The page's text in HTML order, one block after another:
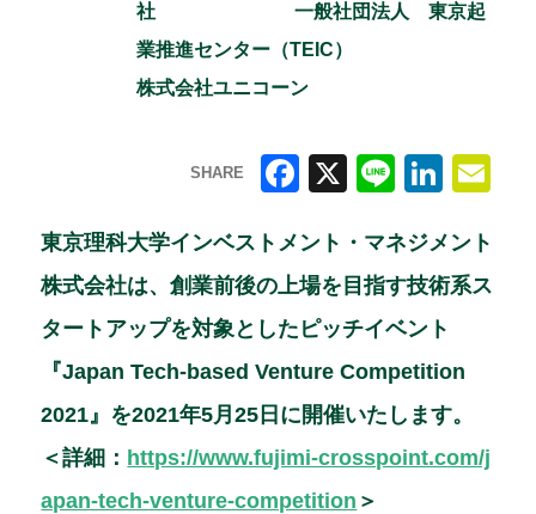
社 一般社団法人 東京起
業推進センター（TEIC）
株式会社ユニコーン
SHARE
a
c
e
b
o
o
k
n
e
n
k
e
dI
n
m
ai
東京理科大学インベストメント・マネジメント
株式会社は、創業前後の上場を目指す技術系ス
タートアップを対象としたピッチイベント
『Japan Tech-based Venture Competition
2021』を2021年5月25日に開催いたします。
＜詳細： https://www.fujimi-crosspoint.com/j
apan-tech-venture-competition ＞